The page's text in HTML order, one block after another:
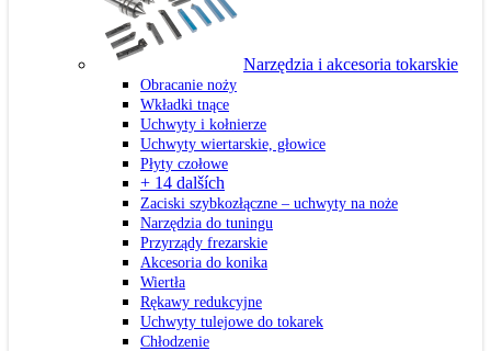
Narzędzia i akcesoria tokarskie
Obracanie noży
Wkładki tnące
Uchwyty i kołnierze
Uchwyty wiertarskie, głowice
Płyty czołowe
+ 14 dalších
Zaciski szybkozłączne – uchwyty na noże
Narzędzia do tuningu
Przyrządy frezarskie
Akcesoria do konika
Wiertła
Rękawy redukcyjne
Uchwyty tulejowe do tokarek
Chłodzenie